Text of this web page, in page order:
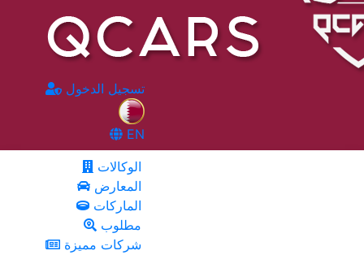
تسجيل الدخول
EN
الوكالات
المعارض
الماركات
مطلوب
شركات مميزة